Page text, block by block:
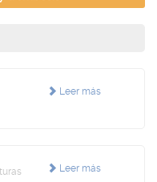
Leer más
Leer más